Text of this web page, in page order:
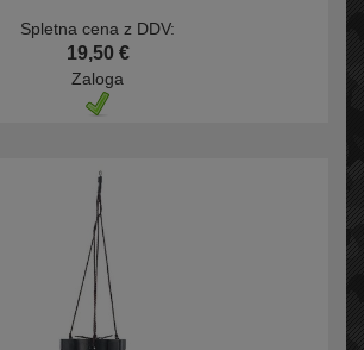
Spletna cena z DDV:
19,50 €
Zaloga